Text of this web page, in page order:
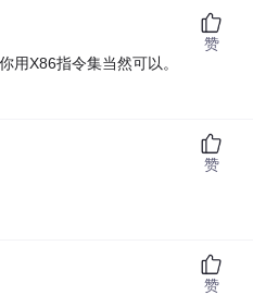
用X86指令集当然可以。
赞
赞
赞